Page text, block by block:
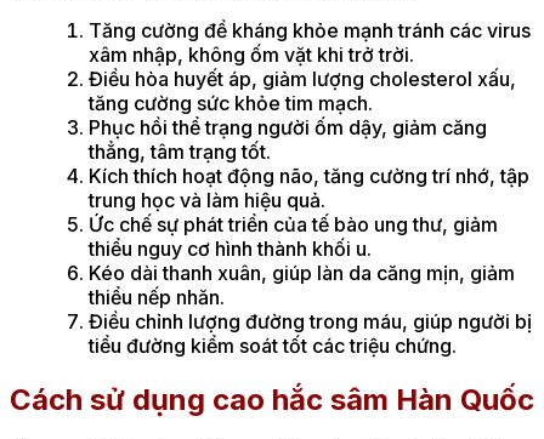
Tăng cường đề kháng khỏe mạnh tránh các virus
xâm nhập, không ốm vặt khi trở trời.
Điều hòa huyết áp, giảm lượng cholesterol xấu,
tăng cường sức khỏe tim mạch.
Phục hồi thể trạng người ốm dậy, giảm căng
thẳng, tâm trạng tốt.
Kích thích hoạt động não, tăng cường trí nhớ, tập
trung học và làm hiệu quả.
Ức chế sự phát triển của tế bào ung thư, giảm
thiểu nguy cơ hình thành khối u.
Kéo dài thanh xuân, giúp làn da căng mịn, giảm
thiểu nếp nhăn.
Điều chỉnh lượng đường trong máu, giúp người bị
tiểu đường kiểm soát tốt các triệu chứng.
Cách sử dụng cao hắc sâm Hàn Quốc